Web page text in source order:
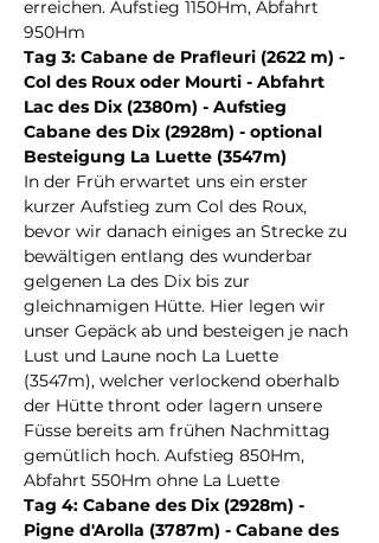
erreichen. Aufstieg 1150Hm, Abfahrt
950Hm
Tag 3: Cabane de Prafleuri (2622 m) -
Col des Roux oder Mourti - Abfahrt
Lac des Dix (2380m) - Aufstieg
Cabane des Dix (2928m) - optional
Besteigung La Luette (3547m)
In der Früh erwartet uns ein erster
kurzer Aufstieg zum Col des Roux,
bevor wir danach einiges an Strecke zu
bewältigen entlang des wunderbar
gelgenen La des Dix bis zur
gleichnamigen Hütte. Hier legen wir
unser Gepäck ab und besteigen je nach
Lust und Laune noch La Luette
(3547m), welcher verlockend oberhalb
der Hütte thront oder lagern unsere
Füsse bereits am frühen Nachmittag
gemütlich hoch. Aufstieg 850Hm,
Abfahrt 550Hm ohne La Luette
Tag 4: Cabane des Dix (2928m) -
Pigne d'Arolla (3787m) - Cabane des